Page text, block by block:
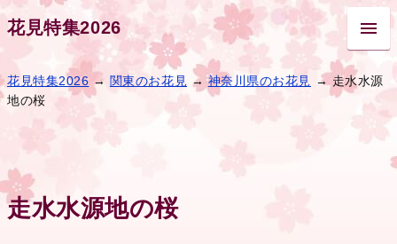
花見特集2026
花見特集2026 → 関東のお花見 →神奈川県のお花見 → 走水水源
地の桜
走水水源地の桜